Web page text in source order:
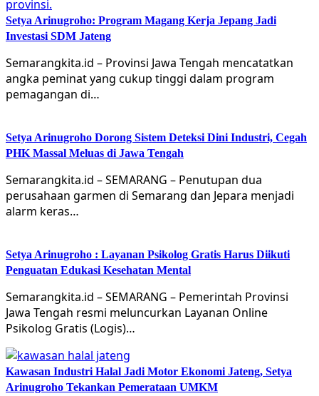
Setya Arinugroho: Program Magang Kerja Jepang Jadi
Investasi SDM Jateng
Semarangkita.id – Provinsi Jawa Tengah mencatatkan
angka peminat yang cukup tinggi dalam program
pemagangan di…
Setya Arinugroho Dorong Sistem Deteksi Dini Industri, Cegah
PHK Massal Meluas di Jawa Tengah
Semarangkita.id – SEMARANG – Penutupan dua
perusahaan garmen di Semarang dan Jepara menjadi
alarm keras…
Setya Arinugroho : Layanan Psikolog Gratis Harus Diikuti
Penguatan Edukasi Kesehatan Mental
Semarangkita.id – SEMARANG – Pemerintah Provinsi
Jawa Tengah resmi meluncurkan Layanan Online
Psikolog Gratis (Logis)…
Kawasan Industri Halal Jadi Motor Ekonomi Jateng, Setya
Arinugroho Tekankan Pemerataan UMKM